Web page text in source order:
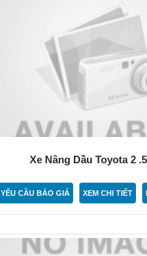
Xe Nâng Dầu Toyota 2
YÊU CẦU BÁO GIÁ XEM CHI TIẾT